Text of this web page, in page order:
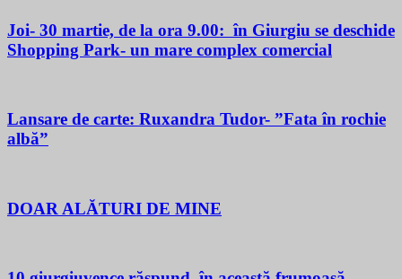
Joi- 30 martie, de la ora 9.00: în Giurgiu se deschide
Shopping Park- un mare complex comercial
Lansare de carte: Ruxandra Tudor- ”Fata în rochie
albă”
DOAR ALĂTURI DE MINE